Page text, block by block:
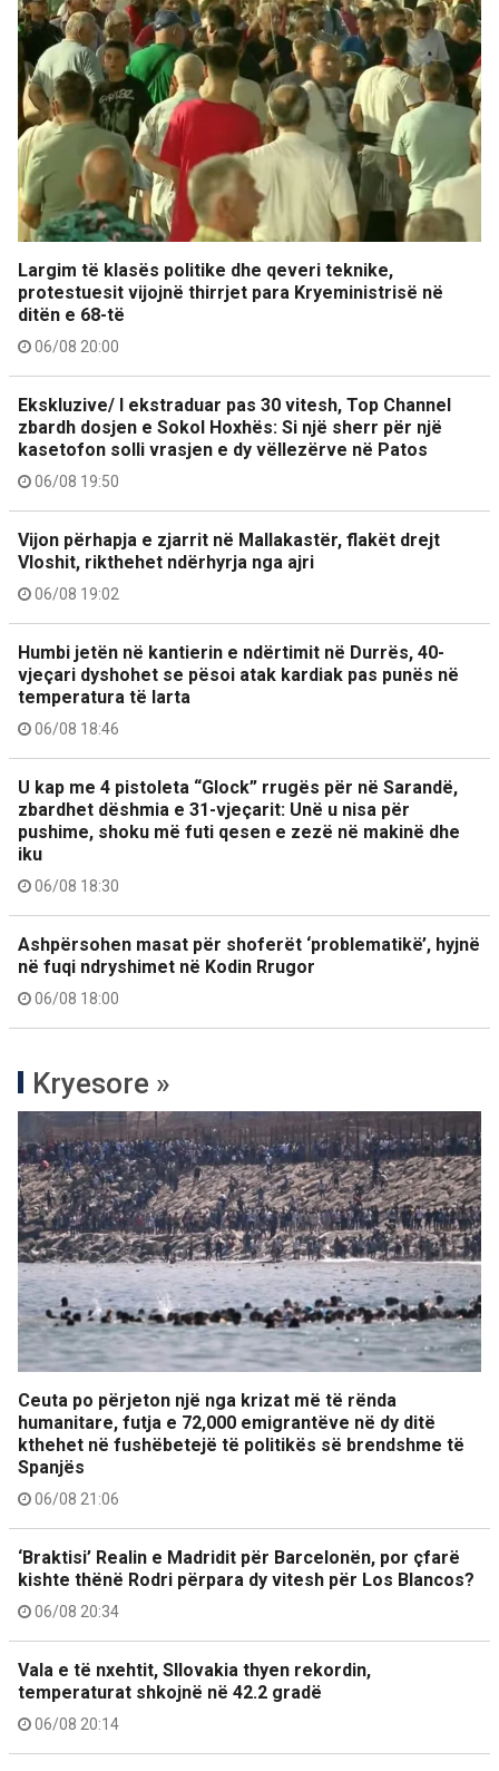
Largim të klasës politike dhe qeveri teknike,
protestuesit vijojnë thirrjet para Kryeministrisë në
ditën e 68-të
06/08 20:00
Ekskluzive/ I ekstraduar pas 30 vitesh, Top Channel
zbardh dosjen e Sokol Hoxhës: Si një sherr për një
kasetofon solli vrasjen e dy vëllezërve në Patos
06/08 19:50
Vijon përhapja e zjarrit në Mallakastër, flakët drejt
Vloshit, rikthehet ndërhyrja nga ajri
06/08 19:02
Humbi jetën në kantierin e ndërtimit në Durrës, 40-
vjeçari dyshohet se pësoi atak kardiak pas punës në
temperatura të larta
06/08 18:46
U kap me 4 pistoleta “Glock” rrugës për në Sarandë,
zbardhet dëshmia e 31-vjeçarit: Unë u nisa për
pushime, shoku më futi qesen e zezë në makinë dhe
iku
06/08 18:30
Ashpërsohen masat për shoferët ‘problematikë’, hyjnë
në fuqi ndryshimet në Kodin Rrugor
06/08 18:00
Kryesore »
Ceuta po përjeton një nga krizat më të rënda
humanitare, futja e 72,000 emigrantëve në dy ditë
kthehet në fushëbetejë të politikës së brendshme të
Spanjës
06/08 21:06
‘Braktisi’ Realin e Madridit për Barcelonën, por çfarë
kishte thënë Rodri përpara dy vitesh për Los Blancos?
06/08 20:34
Vala e të nxehtit, Sllovakia thyen rekordin,
temperaturat shkojnë në 42.2 gradë
06/08 20:14